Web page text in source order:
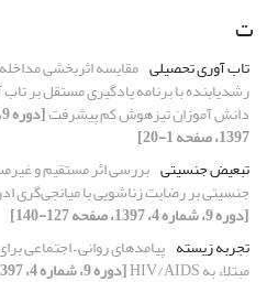
ت
تاب آوری تحصیلی مقایسه اثربخشی
رشدیابنده با برنامه یادگیری مستقل بر
دانش آموزان تیزهوش کم پیشرفت
1397، صفحه 1-20]
تبعیض جنسیتی بررسی اثر مستقیم و
جنسیتی بر رضایت زناشویی با میانجی‌گری
[دوره 9، شماره 4، 1397، صفحه 127-140]
تجربه زیسته پیامدهای روانی – اجتماعی
مبتلاء به HIV/AIDS